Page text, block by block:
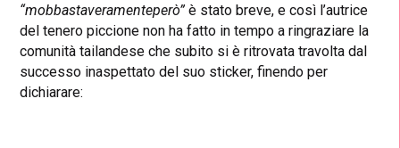
“mobbastaveramenteperò” è stato breve, e così l’autrice
del tenero piccione non ha fatto in tempo a ringraziare la
comunità tailandese che subito si è ritrovata travolta dal
successo inaspettato del suo sticker, finendo per
dichiarare: